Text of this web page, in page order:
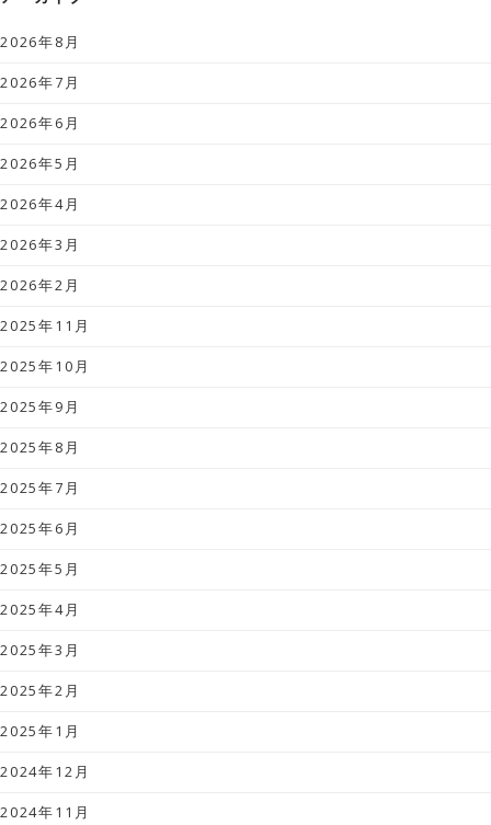
2026年8月
2026年7月
2026年6月
2026年5月
2026年4月
2026年3月
2026年2月
2025年11月
2025年10月
2025年9月
2025年8月
2025年7月
2025年6月
2025年5月
2025年4月
2025年3月
2025年2月
2025年1月
2024年12月
2024年11月